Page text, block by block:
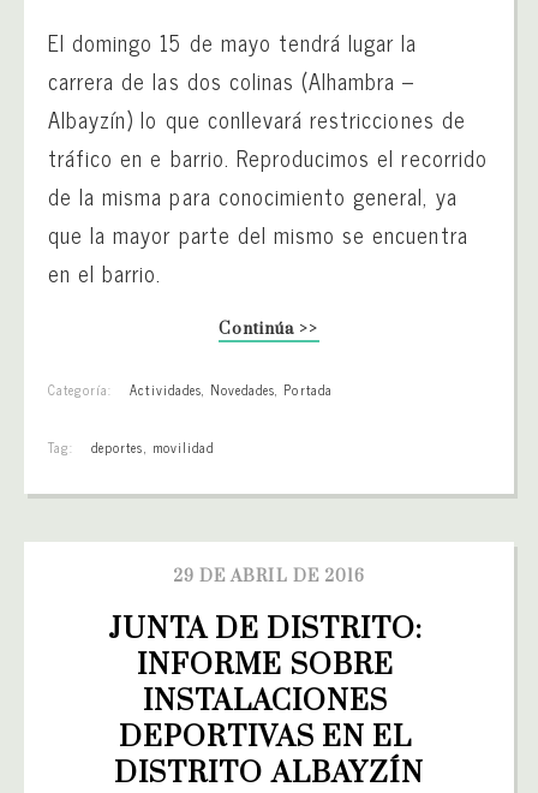
El domingo 15 de mayo tendrá lugar la
carrera de las dos colinas (Alhambra –
Albayzín) lo que conllevará restricciones de
tráfico en e barrio. Reproducimos el recorrido
de la misma para conocimiento general, ya
que la mayor parte del mismo se encuentra
en el barrio.
Continúa >>
Categoría: Actividades, Novedades, Portada
Tag: deportes, movilidad
29 DE ABRIL DE 2016
JUNTA DE DISTRITO:
INFORME SOBRE
INSTALACIONES
DEPORTIVAS EN EL
DISTRITO ALBAYZÍN